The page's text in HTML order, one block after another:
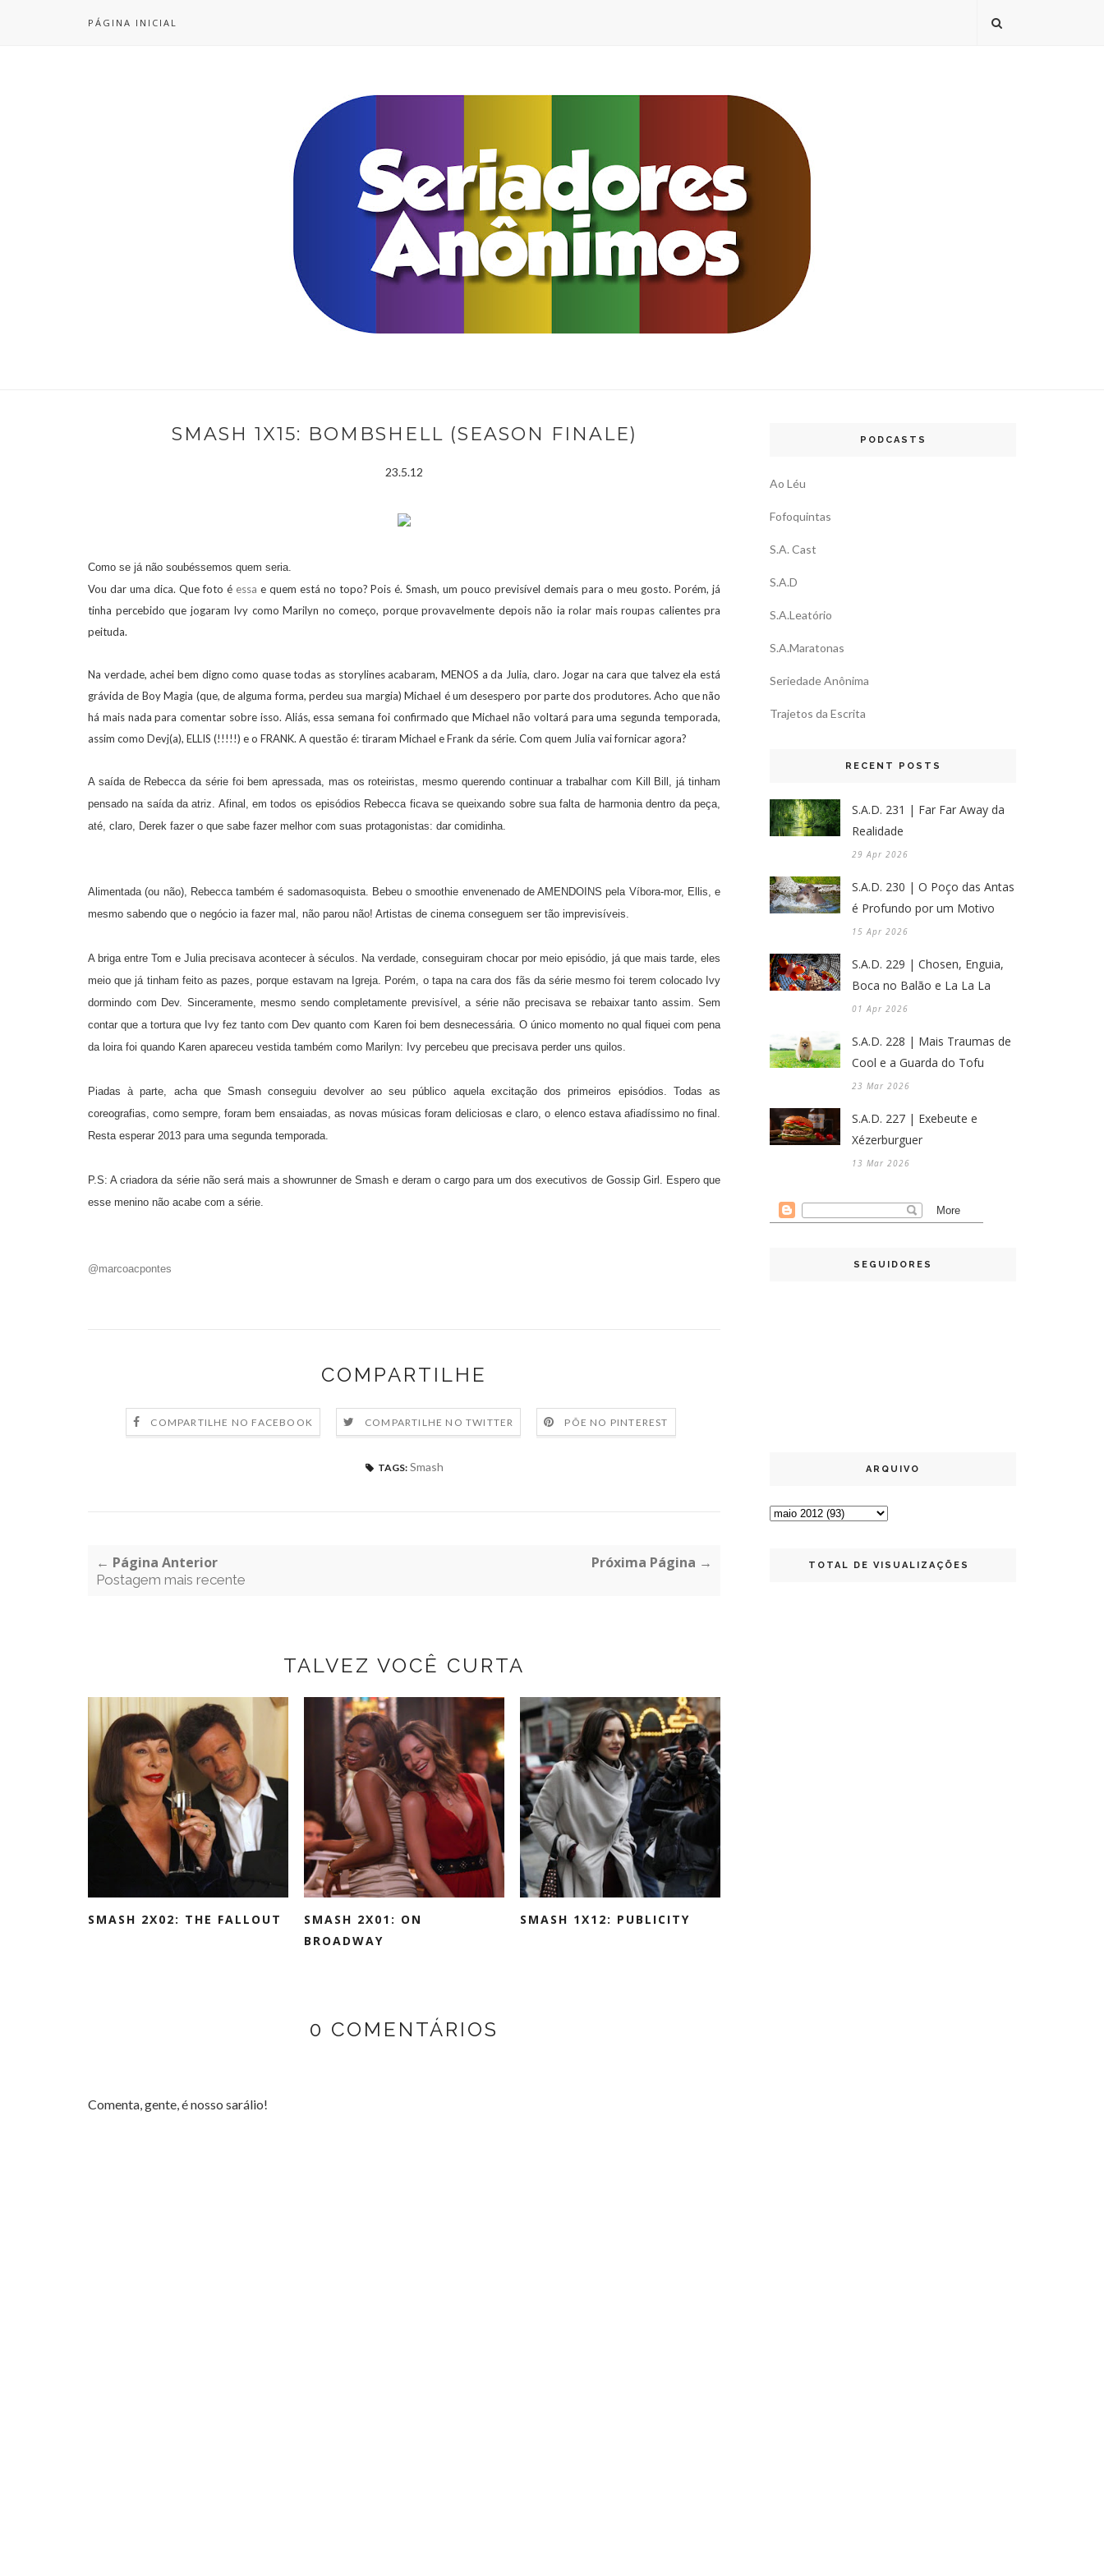
PÁGINA INICIAL
SMASH 1X15: BOMBSHELL (SEASON FINALE)
23.5.12
Como se já não soubéssemos quem seria.
Vou dar uma dica. Que foto é essa e quem está no topo? Pois é. Smash, um pouco previsível demais para o meu gosto. Porém, já
tinha percebido que jogaram Ivy como Marilyn no começo, porque provavelmente depois não ia rolar mais roupas calientes pra
peituda.
Na verdade, achei bem digno como quase todas as storylines acabaram, MENOS a da Julia, claro. Jogar na cara que talvez ela está
grávida de Boy Magia (que, de alguma forma, perdeu sua margia) Michael é um desespero por parte dos produtores. Acho que não
há mais nada para comentar sobre isso. Aliás, essa semana foi confirmado que Michael não voltará para uma segunda temporada,
assim como Devj(a), ELLIS (!!!!!) e o FRANK. A questão é: tiraram Michael e Frank da série. Com quem Julia vai fornicar agora?
A saída de Rebecca da série foi bem apressada, mas os roteiristas, mesmo querendo continuar a trabalhar com Kill Bill, já tinham
pensado na saída da atriz. Afinal, em todos os episódios Rebecca ficava se queixando sobre sua falta de harmonia dentro da peça,
até, claro, Derek fazer o que sabe fazer melhor com suas protagonistas: dar comidinha.
Alimentada (ou não), Rebecca também é sadomasoquista. Bebeu o smoothie envenenado de AMENDOINS pela Víbora-mor, Ellis, e
mesmo sabendo que o negócio ia fazer mal, não parou não! Artistas de cinema conseguem ser tão imprevisíveis.
A briga entre Tom e Julia precisava acontecer à séculos. Na verdade, conseguiram chocar por meio episódio, já que mais tarde, eles
meio que já tinham feito as pazes, porque estavam na Igreja. Porém, o tapa na cara dos fãs da série mesmo foi terem colocado Ivy
dormindo com Dev. Sinceramente, mesmo sendo completamente previsível, a série não precisava se rebaixar tanto assim. Sem
contar que a tortura que Ivy fez tanto com Dev quanto com Karen foi bem desnecessária. O único momento no qual fiquei com pena
da loira foi quando Karen apareceu vestida também como Marilyn: Ivy percebeu que precisava perder uns quilos.
Piadas à parte, acha que Smash conseguiu devolver ao seu público aquela excitação dos primeiros episódios. Todas as
coreografias, como sempre, foram bem ensaiadas, as novas músicas foram deliciosas e claro, o elenco estava afiadíssimo no final.
Resta esperar 2013 para uma segunda temporada.
P.S: A criadora da série não será mais a showrunner de Smash e deram o cargo para um dos executivos de Gossip Girl. Espero que
esse menino não acabe com a série.
@marcoacpontes
COMPARTILHE
COMPARTILHE NO FACEBOOK COMPARTILHE NO TWITTER PÕE NO PINTEREST
TAGS: Smash
← Página Anterior
Postagem mais recente
Próxima Página →
TALVEZ VOCÊ CURTA
SMASH 2X02: THE FALLOUT
SMASH 2X01: ON
BROADWAY
SMASH 1X12: PUBLICITY
0 COMENTÁRIOS
Comenta, gente, é nosso sarálio!
PODCASTS
Ao Léu
Fofoquintas
S.A. Cast
S.A.D
S.A.Leatório
S.A.Maratonas
Seriedade Anônima
Trajetos da Escrita
RECENT POSTS
S.A.D. 231 | Far Far Away da
Realidade
29 Apr 2026
S.A.D. 230 | O Poço das Antas
é Profundo por um Motivo
15 Apr 2026
S.A.D. 229 | Chosen, Enguia,
Boca no Balão e La La La
01 Apr 2026
S.A.D. 228 | Mais Traumas de
Cool e a Guarda do Tofu
23 Mar 2026
S.A.D. 227 | Exebeute e
Xézerburguer
13 Mar 2026
SEGUIDORES
ARQUIVO
TOTAL DE VISUALIZAÇÕES